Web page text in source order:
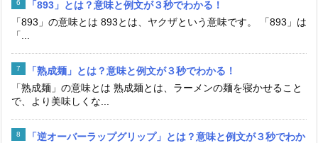
「893」とは？意味と例文が３秒でわかる！
「893」の意味とは 893とは、ヤクザという意味です。 「893」は
「...
「熟成麺」とは？意味と例文が３秒でわかる！
「熟成麺」の意味とは 熟成麺とは、ラーメンの麺を寝かせること
で、より美味しくな...
「逆オーバーラップグリップ」とは？意味と例文が３秒でわか